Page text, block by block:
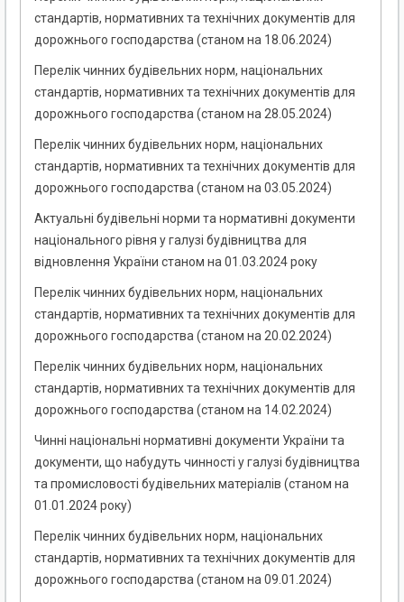
стандартів, нормативних та технічних документів для
дорожнього господарства (станом на 18.06.2024)
Перелік чинних будівельних норм, національних
стандартів, нормативних та технічних документів для
дорожнього господарства (станом на 28.05.2024)
Перелік чинних будівельних норм, національних
стандартів, нормативних та технічних документів для
дорожнього господарства (станом на 03.05.2024)
Актуальні будівельні норми та нормативні документи
національного рівня у галузі будівництва для
відновлення України станом на 01.03.2024 року
Перелік чинних будівельних норм, національних
стандартів, нормативних та технічних документів для
дорожнього господарства (станом на 20.02.2024)
Перелік чинних будівельних норм, національних
стандартів, нормативних та технічних документів для
дорожнього господарства (станом на 14.02.2024)
Чинні національні нормативні документи України та
документи, що набудуть чинності у галузі будівництва
та промисловості будівельних матеріалів (станом на
01.01.2024 року)
Перелік чинних будівельних норм, національних
стандартів, нормативних та технічних документів для
дорожнього господарства (станом на 09.01.2024)